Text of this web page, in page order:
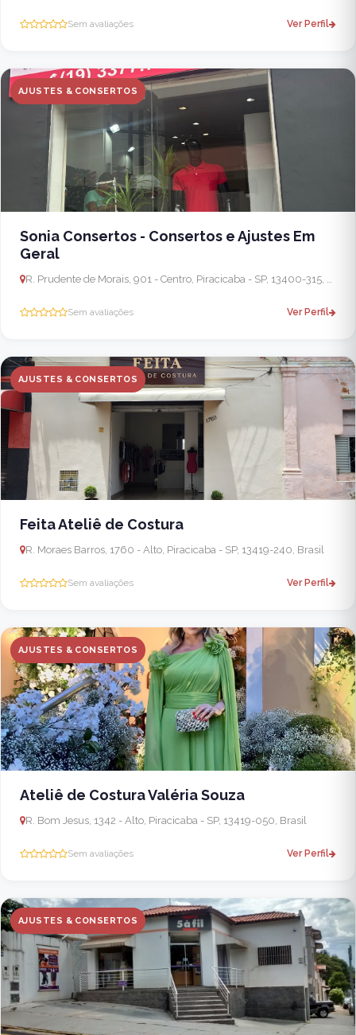
Sem avaliações Ver Perfil
AJUSTES & CONSERTOS
Sonia Consertos - Consertos e Ajustes Em
Geral
R. Prudente de Morais, 901 - Centro, Piracicaba - SP, 13400-315, Brasil
Sem avaliações Ver Perfil
AJUSTES & CONSERTOS
Feita Ateliê de Costura
R. Moraes Barros, 1760 - Alto, Piracicaba - SP, 13419-240, Brasil
Sem avaliações Ver Perfil
AJUSTES & CONSERTOS
Ateliê de Costura Valéria Souza
R. Bom Jesus, 1342 - Alto, Piracicaba - SP, 13419-050, Brasil
Sem avaliações Ver Perfil
AJUSTES & CONSERTOS